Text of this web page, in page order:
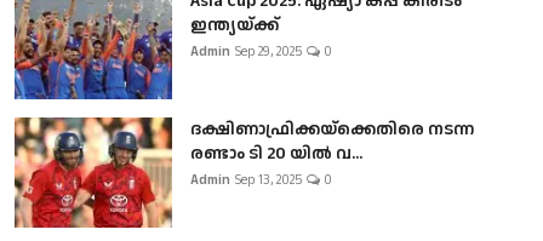
ഇന്ത്യയ്ക്ക്
Admin Sep 29, 2025 0
ദക്ഷിണാഫ്രിക്കയ്‌ക്കെതിരെ നടന്ന
രണ്ടാം ടി 20 യിൽ വ...
Admin Sep 13, 2025 0